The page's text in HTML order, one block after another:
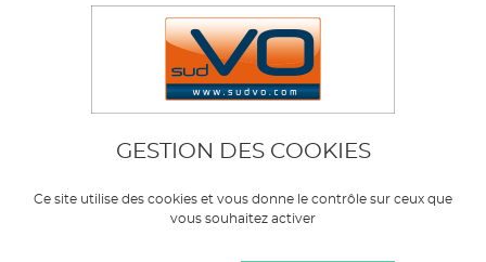
GESTION DES COOKIES
Ce site utilise des cookies et vous donne le contrôle sur ceux que
vous souhaitez activer
Aller au contenu